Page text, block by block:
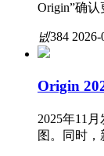
Origin”确认
넶384 2026-
Origin
2025年11
图。同时，